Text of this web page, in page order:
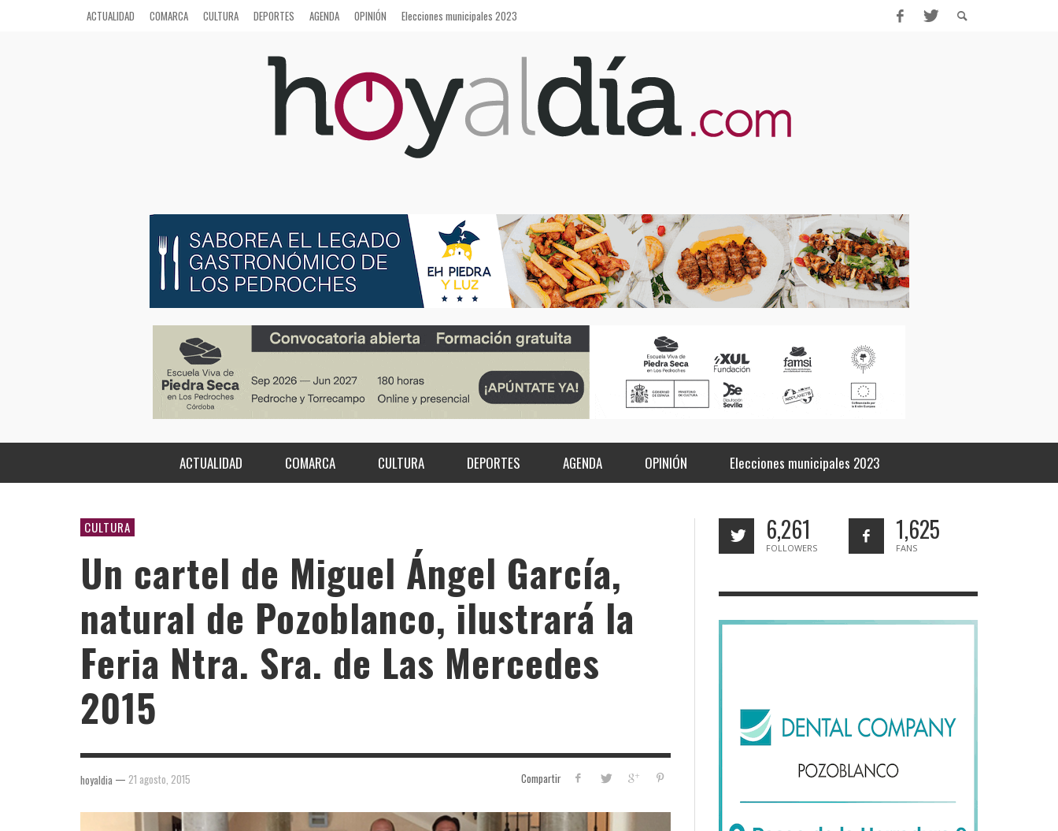
ACTUALIDAD COMARCA CULTURA DEPORTES AGENDA OPINIÓN Elecciones municipales 2023
ACTUALIDAD COMARCA CULTURA DEPORTES AGENDA OPINIÓN Elecciones municipales 2023
CULTURA
Un cartel de Miguel Ángel García,
natural de Pozoblanco, ilustrará la
Feria Ntra. Sra. de Las Mercedes
2015
Compartir
hoyaldia — 21 agosto, 2015
6,261
FOLLOWERS
1,625
FANS